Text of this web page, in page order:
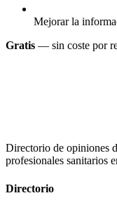
Mejorar la
Gratis — sin coste por
Directorio de opiniones
profesionales sanitarios
Directorio